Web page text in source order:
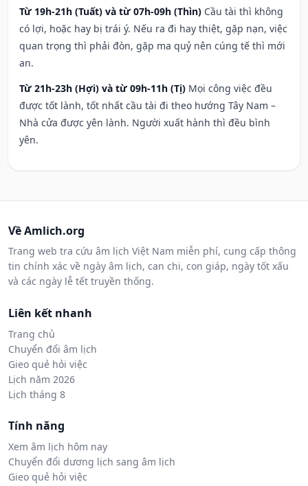
Từ 19h-21h (Tuất) và từ 07h-09h (Thìn) Cầu tài thì không
có lợi, hoặc hay bị trái ý. Nếu ra đi hay thiệt, gặp nạn, việc
quan trọng thì phải đòn, gặp ma quỷ nên cúng tế thì mới
an.
Từ 21h-23h (Hợi) và từ 09h-11h (Tị) Mọi công việc đều
được tốt lành, tốt nhất cầu tài đi theo hướng Tây Nam –
Nhà cửa được yên lành. Người xuất hành thì đều bình
yên.
Về Amlich.org
Trang web tra cứu âm lịch Việt Nam miễn phí, cung cấp thông
tin chính xác về ngày âm lịch, can chi, con giáp, ngày tốt xấu
và các ngày lễ tết truyền thống.
Liên kết nhanh
Trang chủ
Chuyển đổi âm lịch
Gieo quẻ hỏi việc
Lịch năm 2026
Lịch tháng 8
Tính năng
Xem âm lịch hôm nay
Chuyển đổi dương lịch sang âm lịch
Gieo quẻ hỏi việc